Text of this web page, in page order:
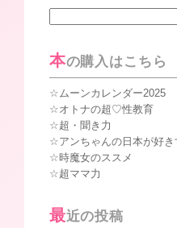
本の購入はこちら
ムーンカレンダー2025
オトナの超♡性教育
超・聞き力
アンちゃんの日本が好き
時魔女のススメ
超ママ力
最近の投稿